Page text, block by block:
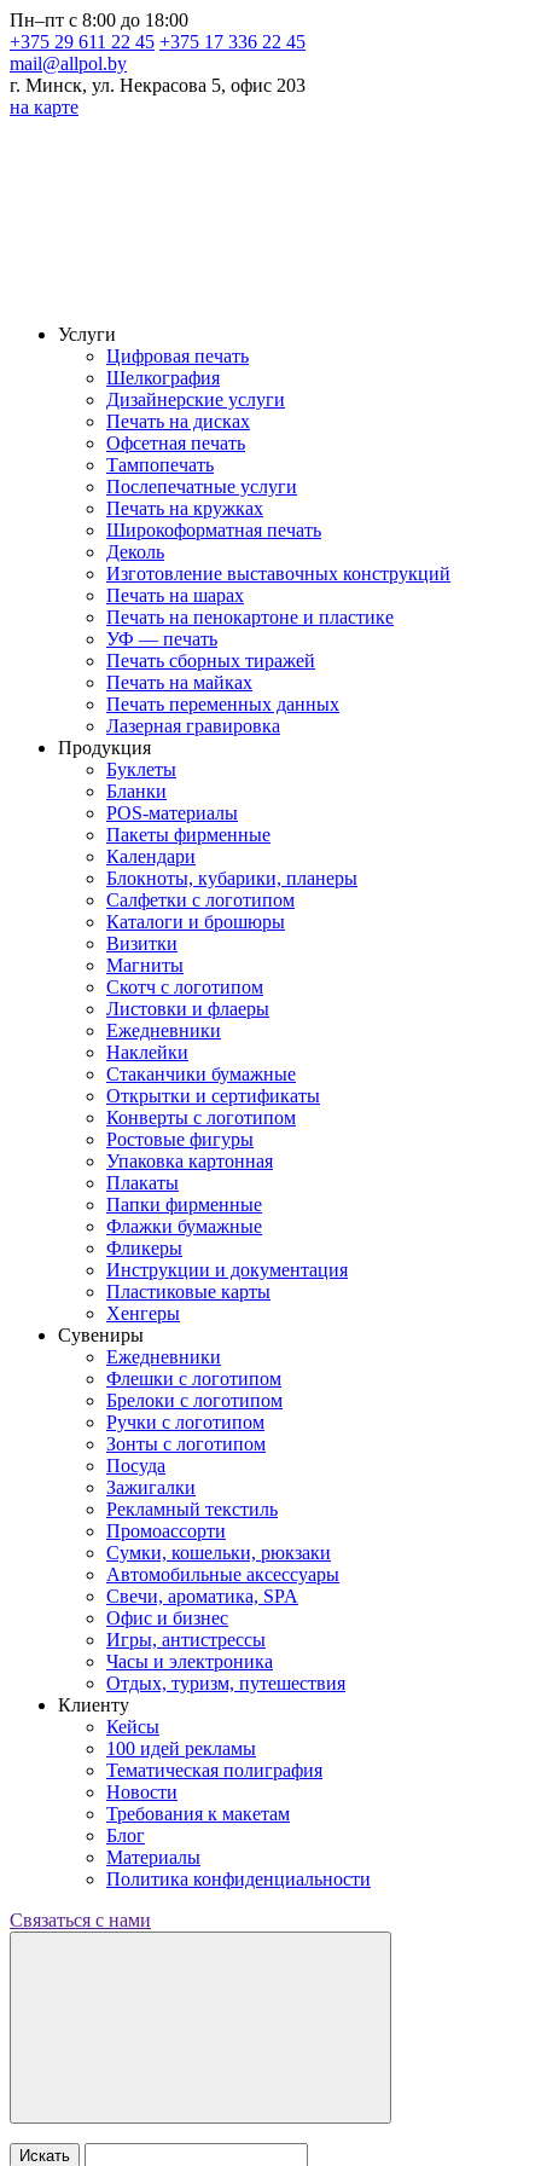
Пн–пт с 8:00 до 18:00
+375 29 611 22 45 +375 17 336 22 45
mail@allpol.by
г. Минск, ул. Некрасова 5, офис 203
на карте
Услуги
Цифровая печать
Шелкография
Дизайнерские услуги
Печать на дисках
Офсетная печать
Тампопечать
Послепечатные услуги
Печать на кружках
Широкоформатная печать
Деколь
Изготовление выставочных конструкций
Печать на шарах
Печать на пенокартоне и пластике
УФ — печать
Печать сборных тиражей
Печать на майках
Печать переменных данных
Лазерная гравировка
Продукция
Буклеты
Бланки
POS-материалы
Пакеты фирменные
Календари
Блокноты, кубарики, планеры
Салфетки с логотипом
Каталоги и брошюры
Визитки
Магниты
Скотч с логотипом
Листовки и флаеры
Ежедневники
Наклейки
Стаканчики бумажные
Открытки и сертификаты
Конверты с логотипом
Ростовые фигуры
Упаковка картонная
Плакаты
Папки фирменные
Флажки бумажные
Фликеры
Инструкции и документация
Пластиковые карты
Хенгеры
Сувениры
Ежедневники
Флешки с логотипом
Брелоки с логотипом
Ручки с логотипом
Зонты с логотипом
Посуда
Зажигалки
Рекламный текстиль
Промоассорти
Сумки, кошельки, рюкзаки
Автомобильные аксессуары
Свечи, ароматика, SPA
Офис и бизнес
Игры, антистрессы
Часы и электроника
Отдых, туризм, путешествия
Клиенту
Кейсы
100 идей рекламы
Тематическая полиграфия
Новости
Требования к макетам
Блог
Материалы
Политика конфиденциальности
Связаться с нами
Искать